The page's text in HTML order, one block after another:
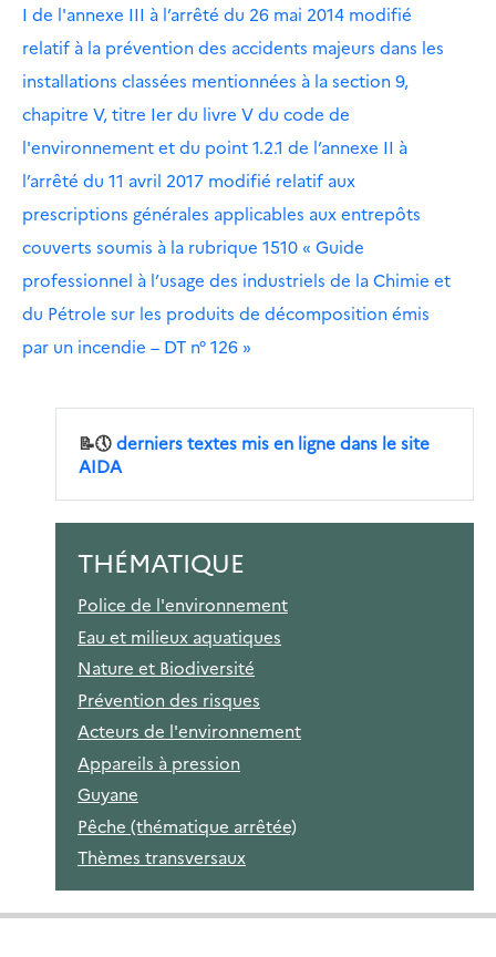
I de l'annexe III à l’arrêté du 26 mai 2014 modifié
relatif à la prévention des accidents majeurs dans les
installations classées mentionnées à la section 9,
chapitre V, titre Ier du livre V du code de
l'environnement et du point 1.2.1 de l’annexe II à
l’arrêté du 11 avril 2017 modifié relatif aux
prescriptions générales applicables aux entrepôts
couverts soumis à la rubrique 1510 « Guide
professionnel à l’usage des industriels de la Chimie et
du Pétrole sur les produits de décomposition émis
par un incendie – DT n° 126 »
📝🕔derniers textes mis en ligne dans le site
AIDA
THÉMATIQUE
Police de l'environnement
Eau et milieux aquatiques
Nature et Biodiversité
Prévention des risques
Acteurs de l'environnement
Appareils à pression
Guyane
Pêche (thématique arrêtée)
Thèmes transversaux